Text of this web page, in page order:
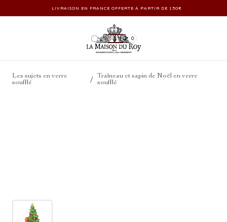
LIVRAISON EN FRANCE OFFERTE À PARTIR DE 150€
0
Les sujets en verre
soufflé
/ Traîneau et sapin de Noël en verre
soufflé